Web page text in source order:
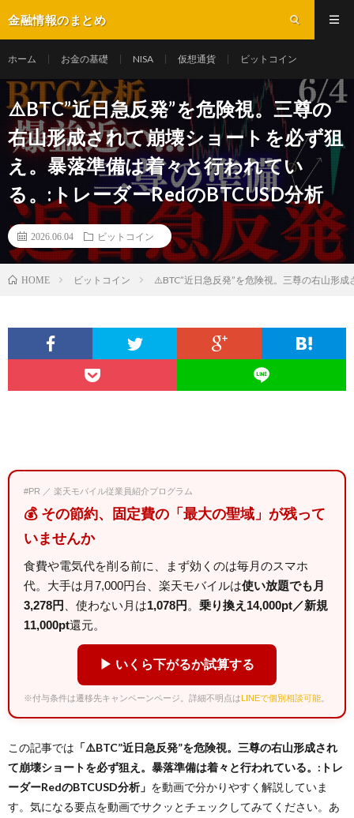
金融情報のまとめ
ホーム お金の基礎 NISA 仮想通貨 ビットコイン
⚠️BTC”近日急反発”を危険視。三尊の
右山形成されて崩壊ショートを必ず狙
え。暴落準備は着々と行われてい
る。:トレーダーRedのBTCUSD分析
2026.06.04 ビットコイン
HOME ビットコイン ⚠️BTC”近日急反発”を危険視。三尊の右山形
#PR ／ 楽天モバイル従業員紹介プログラム
💰 その節約、固定費の「最大の聖域」が残って
いませんか
食費や電気代を削る前に、まず効くのは毎月のスマホ
代。大手は月7,000円台、楽天モバイルは使い放題でも月
3,278円
、使わない月は1,078円 。 乗り換え14,000pt／新規
11,000pt還元。
▶ いくら下がるか試算する
※付与条件は遷移先キャンペーンページ。詳細不明点はLINEで個別相談可能
この記事では 「⚠️BTC”近日急反発”を危険視。三尊の右山形成され
て崩壊ショートを必ず狙え。暴落準備は着々と行われている。:トレ
ーダーRedのBTCUSD分析」 を動画で分かりやすく解説していま
す。気になる要点を動画でサクッとチェックしてみてください。あ